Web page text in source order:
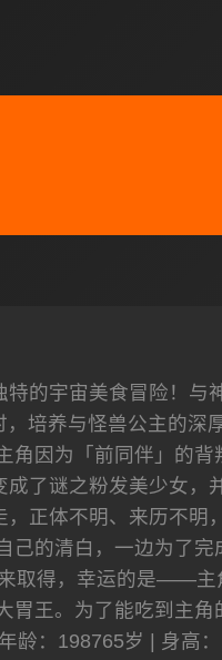
特的宇宙美食冒险！与
，培养与怪兽公主的深
角因为「前同伴」的
成了谜之粉发美少女，
，正体不明、来历不明
己的清白，一边为了
取得，幸运的是——主
胃王。为了能吃到主
龄：198765岁 | 身高